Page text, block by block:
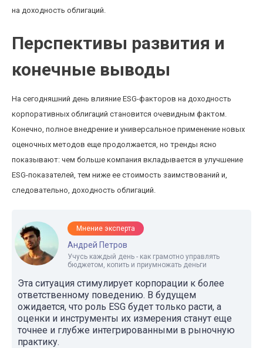
на доходность облигаций.
Перспективы развития и
конечные выводы
На сегодняшний день влияние ESG-факторов на доходность
корпоративных облигаций становится очевидным фактом.
Конечно, полное внедрение и универсальное применение новых
оценочных методов еще продолжается, но тренды ясно
показывают: чем больше компания вкладывается в улучшение
ESG-показателей, тем ниже ее стоимость заимствований и,
следовательно, доходность облигаций.
Мнение эксперта
Андрей Петров
Учусь каждый день - как грамотно управлять
бюджетом, копить и приумножать деньги
Эта ситуация стимулирует корпорации к более
ответственному поведению. В будущем
ожидается, что роль ESG будет только расти, а
оценки и инструменты их измерения станут еще
точнее и глубже интегрированными в рыночную
практику.